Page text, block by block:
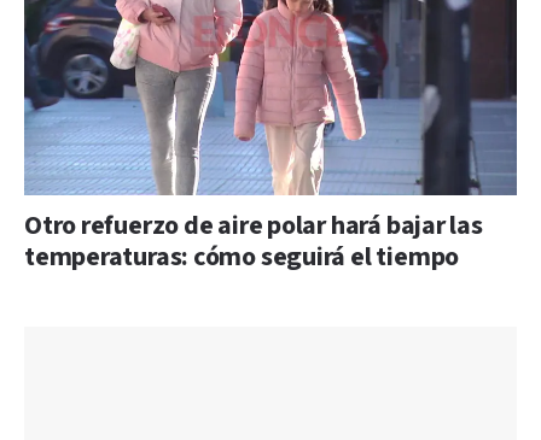
Otro refuerzo de aire polar hará bajar las
temperaturas: cómo seguirá el tiempo